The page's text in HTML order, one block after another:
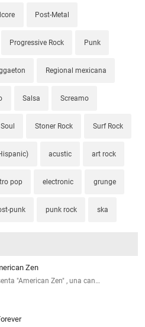
Post-Metal
Progressive Rock Punk
Regional mexicana
Salsa Screamo
Soul Stoner Rock Surf Rock
acustic art rock
pop electronic grunge
punk punk rock ska
Zen
"American Zen" , una can…